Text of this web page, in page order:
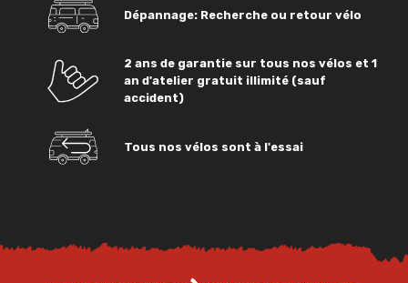
Dépannage: Recherche ou retour vélo
2 ans de garantie sur tous nos vélos et 1
an d'atelier gratuit illimité (sauf
accident)
Tous nos vélos sont à l'essai